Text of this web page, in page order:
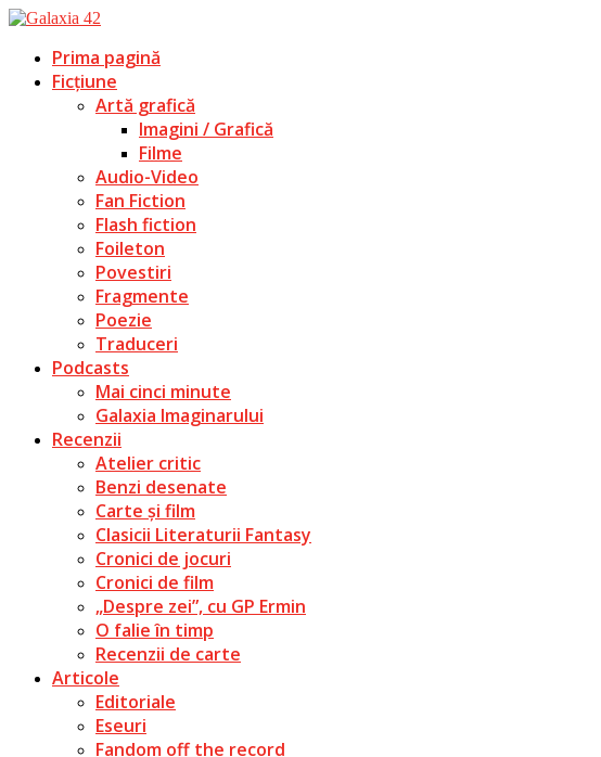
Prima pagină
Ficțiune
Artă grafică
Imagini / Grafică
Filme
Audio-Video
Fan Fiction
Flash fiction
Foileton
Povestiri
Fragmente
Poezie
Traduceri
Podcasts
Mai cinci minute
Galaxia Imaginarului
Recenzii
Atelier critic
Benzi desenate
Carte și film
Clasicii Literaturii Fantasy
Cronici de jocuri
Cronici de film
„Despre zei”, cu GP Ermin
O falie în timp
Recenzii de carte
Articole
Editoriale
Eseuri
Fandom off the record